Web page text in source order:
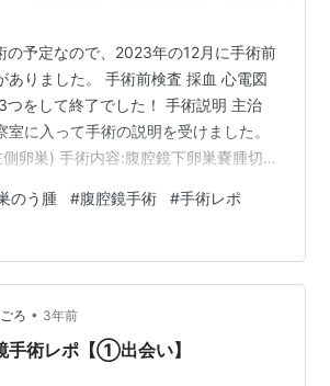
の予定なので、2023年の12月に手術前
ありました。 手術前検査 採血 心電図
つをして終了でした！ 手術説明 主治
室に入って手術の説明を受けました。
卵巣) 手術内容:腹腔鏡下卵巣嚢腫切除
ットを入れる穴2〜3箇所を作ってそこ
腹腔鏡をお腹の中に入れたあと、炭酸
せてできたスペースで手術する。とれ
の液体を吸引し、ペシャンコにしてお
。とったあとの卵巣嚢腫は病理検査を
…
のう腫 #腹腔鏡手術 #手術レポ
ろ • 3年前
手術レポ【①出会い】